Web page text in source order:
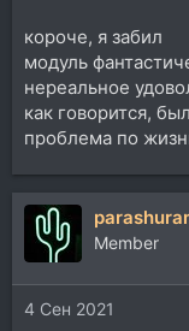
короче, я забил
модуль
нереальное
как говорится,
проблема по
Member
4 Сен 2021